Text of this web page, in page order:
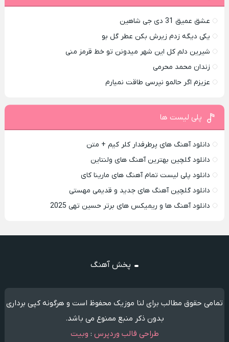
عشق عمیق 31 دی جی شاهین
یکی دیگه زدم زیرش بکن عطر گل بو
شیرین دلم کل این شهر میدونن تو خط قرمز منی
زندان محمد محرمی
عزیزم اگر حالمو نپرسی طاقت نمیارم
پلی لیست ها
دانلود آهنگ های پرطرفدار کلر کیم + متن
دانلود گلچین بهترین آهنگ های ولنتاین
دانلود پلی لیست تمام آهنگ های مارینا کای
دانلود گلچین آهنگ های جدید و قدیمی مهستی
دانلود آهنگ ها و ریمیکس های برتر حسین تهی 2025
پخش آهنگ
تمامی حقوق مطالب برای لنا موزیک محفوظ است و هرگونه کپی برداری
بدون ذکر منبع ممنوع می باشد.
طراحی قالب وردپرس : وبیت